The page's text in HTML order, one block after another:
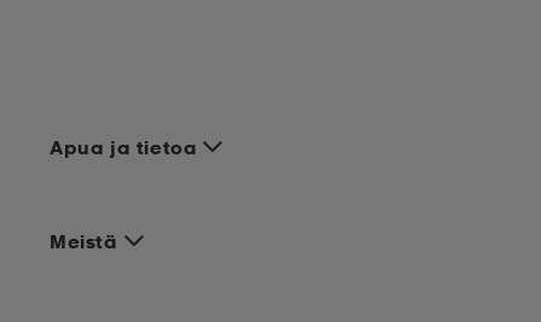
Apua ja tietoa
Meistä